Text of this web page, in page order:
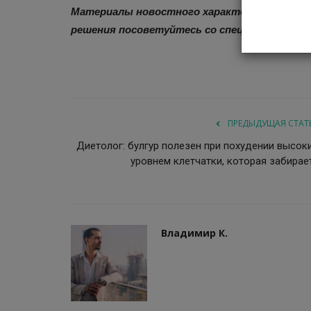
Материалы новостного характера нельзя
решения посоветуйтесь со специалистом.
ПРЕДЫДУЩАЯ
Диетолог: булгур полезен при похудении
уровнем клетчатки, которая
Владимир К.